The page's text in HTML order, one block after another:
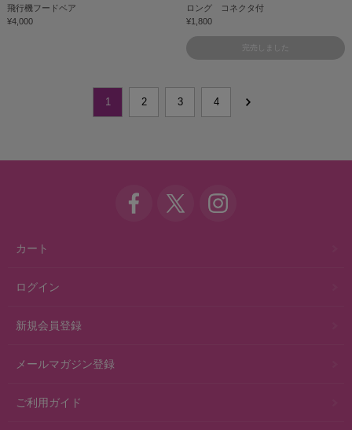
飛行機フードベア
¥4,000
ロング コネクタ付
¥1,800
完売しました
1 2 3 4
カート
ログイン
新規会員登録
メールマガジン登録
ご利用ガイド